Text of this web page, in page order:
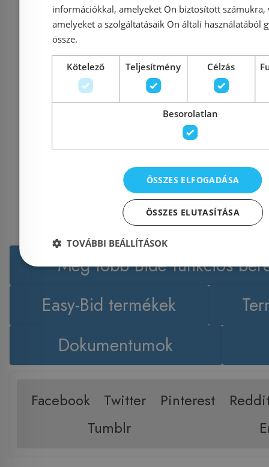
Azonosító: 168091
Cikkszám: 120K
Kosárba
bidé,
15 900 Ft
Még több Bidé funkciós
Easy-Bid termékek
Dokumentumok
Facebook Twitter Pinterest
Tumblr
információkkal, amelyeket Ön biztosított számukra,
amelyeket a szolgáltatásaik Ön általi használatából
össze.
Kötelező Teljesítmény Célzás
Besorolatlan
ÖSSZES ELFOGADÁSA
ÖSSZES ELUTASÍTÁSA
TOVÁBBI BEÁLLÍTÁSOK